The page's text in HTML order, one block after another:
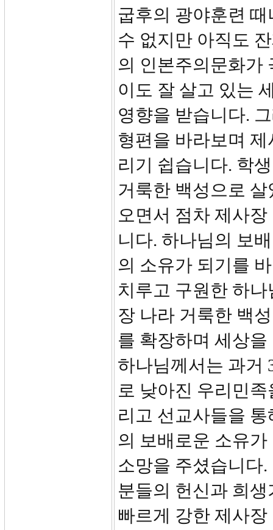
굽후의 광야훈련
수 없지만 아직도
의 인본주의문화가
이도 잘 살고 있는
영향을 받습니다.
형편을 바라보며
리기 쉽습니다. 학
거룩한 백성으로
오면서 점차 제사
니다. 하나님의 보
의 소유가 되기를
치루고 구원한 하
장 나라 거룩한 백
를 확장하며 세상
하나님께서는 과거
로 낮아진 우리민
리고 선교사들을
의 보배로운 소유
소망을 주셨습니다
분들의 헌신과 희
빠르게 강한 제사